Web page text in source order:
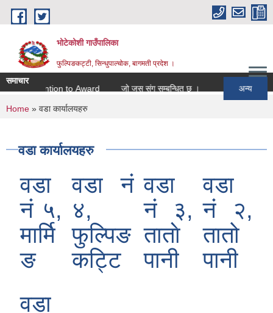
Skip to main content
भोटेकोशी गाउँपालिका
फुल्पिङकट्टी, सिन्धुपाल्चोक, बागमती प्रदेश ।
समाचार
Intention to Award
जो जस संग सम्बन्धित छ ।
You are here
Home » वडा कार्यालयहरु
वडा कार्यालयहरु
वडा
न‌ं ५,
मार्मि
ङ
वडा नं
४,
फुल्पिङ
कट्टि
वडा
नं ३,
ताताे
पानी
वडा
नं २,
तातो
पानी
वडा